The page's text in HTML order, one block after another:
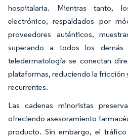
hospitalaria. Mientras tanto,
electrónico, respaldados por
proveedores auténticos,
superando a todos los demás
teledermatología se conectan
plataformas, reduciendo la
recurrentes.
Las cadenas minoristas
ofreciendo asesoramiento
producto. Sin embargo, el